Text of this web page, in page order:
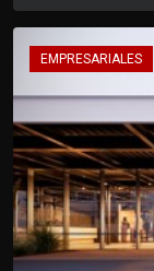
EMPRESARIALES